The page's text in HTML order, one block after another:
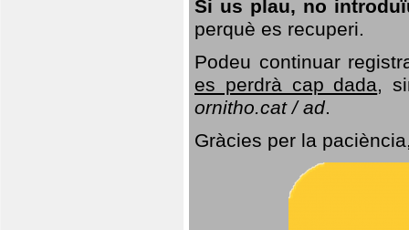
Si us plau, no
perquè es recuperi.
Podeu continuar
es perdrà cap dada,
ornitho.cat / ad.
Gràcies per la